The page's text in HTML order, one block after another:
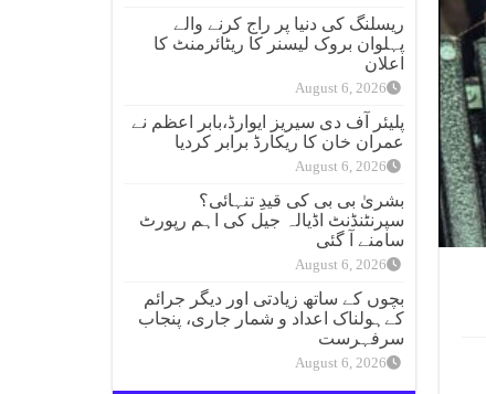
ریسلنگ کی دنیا پر راج کرنے والے
پہلوان بروک لیسنر کا ریٹائرمنٹ کا
اعلان
August 6, 2026
پلیئر آف دی سیریز ایوارڈ،بابر اعظم نے
عمران خان کا ریکارڈ برابر کردیا
August 6, 2026
بشریٰ بی بی کی قیدِ تنہائی؟
سپرنٹنڈنٹ اڈیالہ جیل کی اہم رپورٹ
سامنے آ گئی
August 6, 2026
بچوں کے ساتھ زیادتی اور دیگر جرائم
کےہولناک اعداد و شمار جاری، پنجاب
سرفہرست
August 6, 2026